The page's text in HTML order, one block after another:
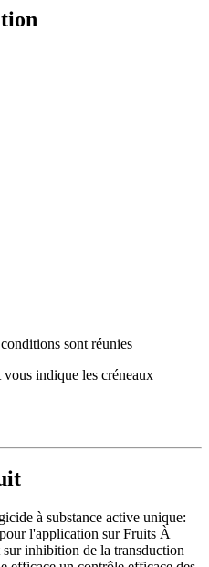
sont réunies
indique les créneaux
à substance active unique:
l'application sur Fruits À
inhibition de la transduction